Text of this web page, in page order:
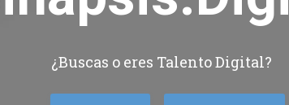
¿Buscas o eres Talento Digital?